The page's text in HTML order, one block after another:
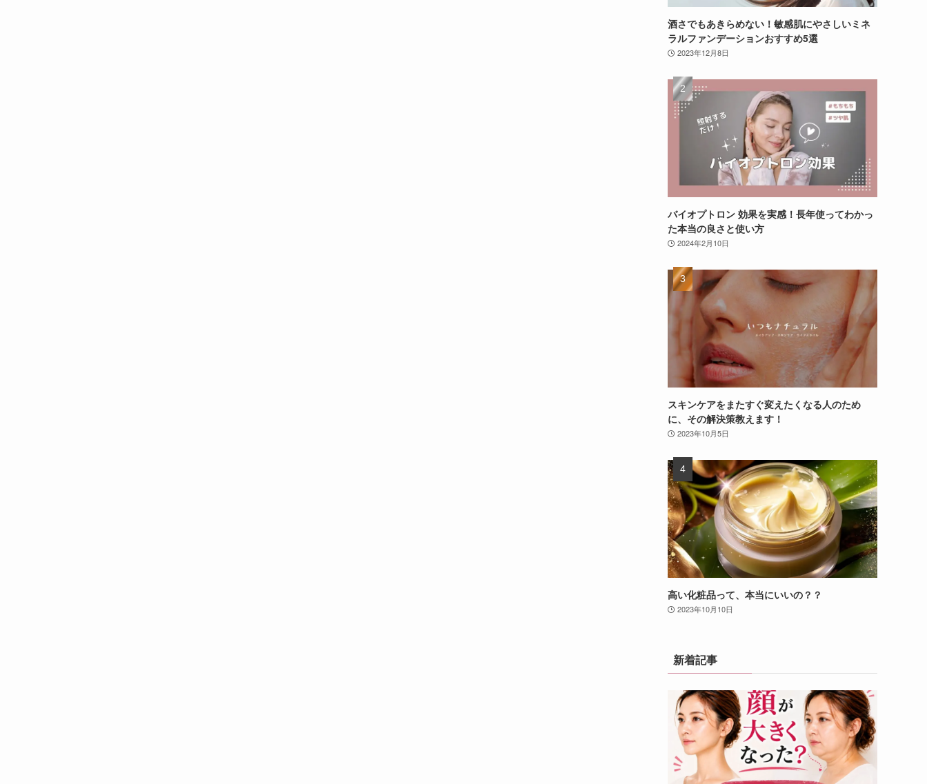
酒さでもあきらめない！敏感肌にやさしいミネ
ラルファンデーションおすすめ5選
2023年12月8日
バイオプトロン 効果を実感！長年使ってわかっ
た本当の良さと使い方
2024年2月10日
スキンケアをまたすぐ変えたくなる人のため
に、その解決策教えます！
2023年10月5日
高い化粧品って、本当にいいの？？
2023年10月10日
新着記事